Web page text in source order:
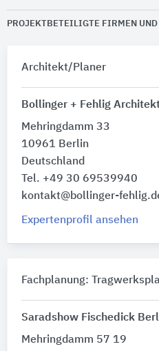
PROJEKTBETEILIGTE FIRMEN UND
Architekt/Planer
Bollinger + Fehlig
Mehringdamm 33
10961 Berlin
Deutschland
Tel. +49 30 69539940
kontakt@bollinger-
Expertenprofil ansehen
Fachplanung:
Saradshow Fischedick
Mehringdamm 57 19